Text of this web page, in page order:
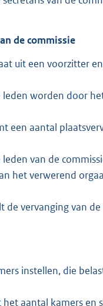
de commissie
uit een voorzitter
worden door
een aantal
van de
het verwerend
de vervanging van
instellen, die
het aantal kamers en